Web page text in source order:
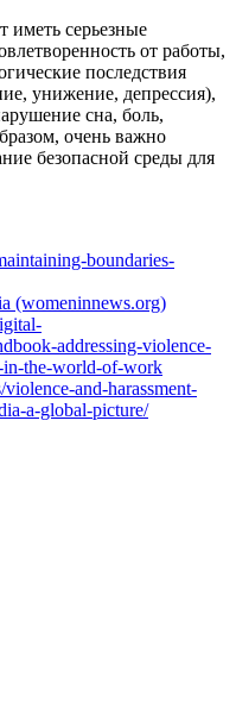
иметь серьезные
от работы,
последствия
унижение, депрессия),
сна, боль,
очень важно
безопасной среды для
boundaries-
(womeninnews.org)
addressing-violence-
in-the-world-of-work
and-harassment-
a-global-picture/